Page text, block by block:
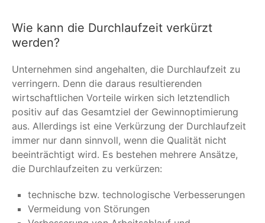
Wie kann die Durchlaufzeit verkürzt
werden?
Unternehmen sind angehalten, die Durchlaufzeit zu
verringern. Denn die daraus resultierenden
wirtschaftlichen Vorteile wirken sich letztendlich
positiv auf das Gesamtziel der Gewinnoptimierung
aus. Allerdings ist eine Verkürzung der Durchlaufzeit
immer nur dann sinnvoll, wenn die Qualität nicht
beeinträchtigt wird. Es bestehen mehrere Ansätze,
die Durchlaufzeiten zu verkürzen:
technische bzw. technologische Verbesserungen
Vermeidung von Störungen